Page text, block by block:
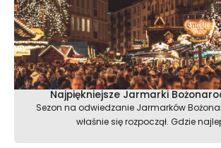
Najpiękniejsze Jarmarki
Sezon na odwiedzanie Jarmarków
właśnie się rozpoczął. Gdzie